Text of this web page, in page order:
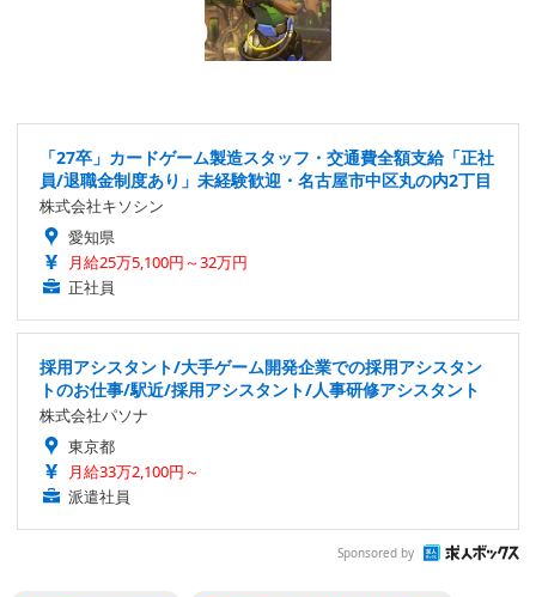
「27卒」カードゲーム製造スタッフ・交通費全額支給「正社
員/退職金制度あり」未経験歓迎・名古屋市中区丸の内2丁目
株式会社キソシン
愛知県
月給25万5,100円～32万円
正社員
採用アシスタント/大手ゲーム開発企業での採用アシスタン
トのお仕事/駅近/採用アシスタント/人事研修アシスタント
株式会社パソナ
東京都
月給33万2,100円～
派遣社員
Sponsored by